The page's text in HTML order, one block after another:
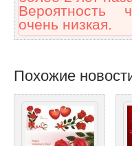
Вероятность
очень низкая.
Похожие